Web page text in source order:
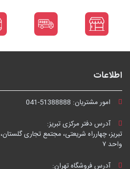
اطلاعات
امور مشتریان: 041-51388888
آدرس دفتر مرکزی تبریز:
تبریز، چهارراه شریعتی، مجتمع تجاری گلستان،
واحد ۷
آدرس فروشگاه تهران: